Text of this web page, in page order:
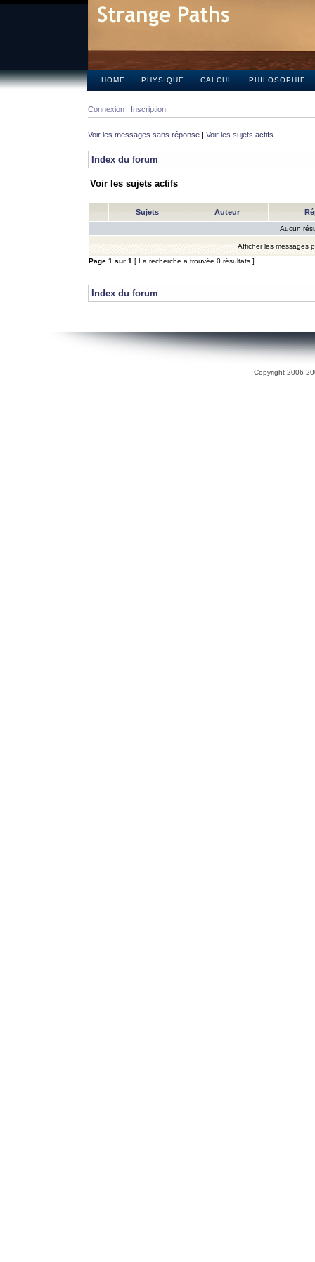
HOME PHYSIQUE CALCUL PHILOSOPHIE
Connexion Inscription
Voir les messages sans réponse | Voir les sujets actifs
Index du forum
Voir les sujets actifs
Sujets Auteur
Aucun
Afficher les messages
Page 1 sur 1 [ La recherche a trouvée 0 résultats ]
Index du forum
Copyright 2006-